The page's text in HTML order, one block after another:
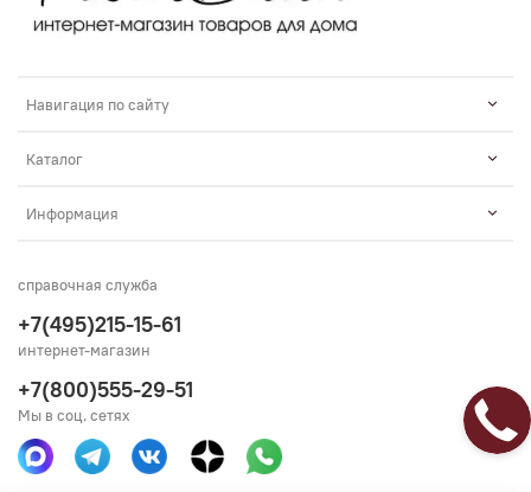
Навигация по сайту
Каталог
Информация
справочная служба
+7(495)215-15-61
интернет-магазин
+7(800)555-29-51
Мы в соц. сетях